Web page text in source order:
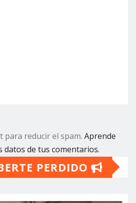
para reducir el spam. Aprende
datos de tus comentarios.
PERDIDO